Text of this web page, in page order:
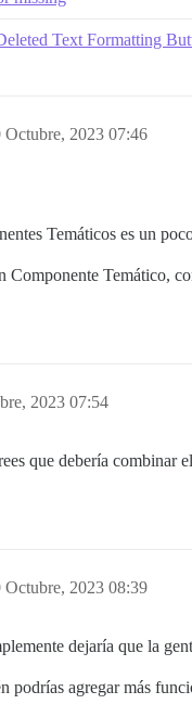
Text Formatting
Octubre, 2023 07:46
Temáticos es un
Componente Temático,
2023 07:54
que debería combinar
Octubre, 2023 08:39
dejaría que la
podrías agregar más